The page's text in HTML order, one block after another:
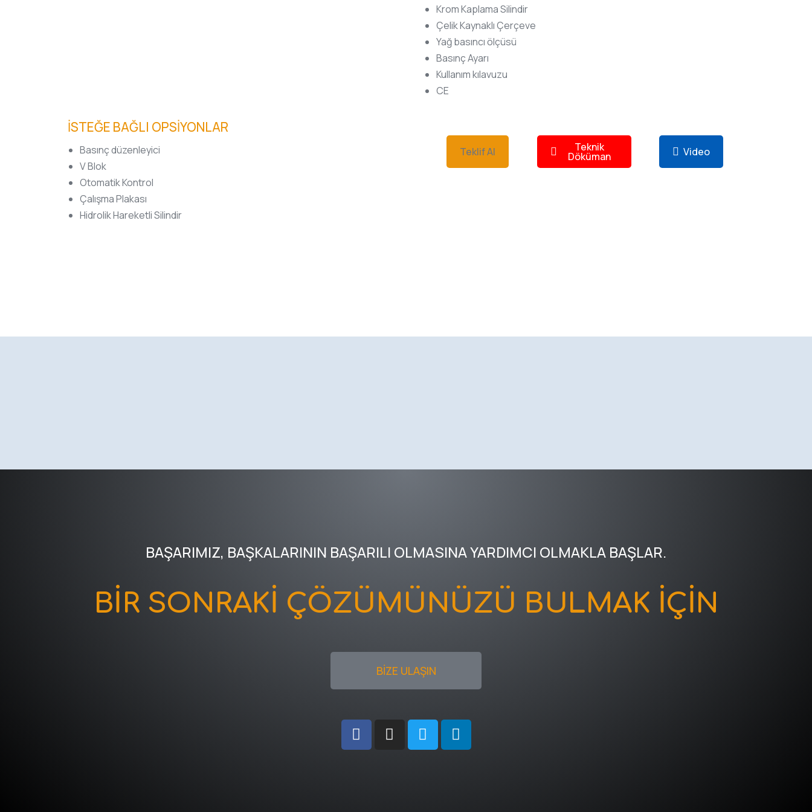
İSTEĞE BAĞLI OPSİYONLAR
Basınç düzenleyici
V Blok
Otomatik Kontrol
Çalışma Plakası
Hidrolik Hareketli Silindir
Krom Kaplama Silindir
Çelik Kaynaklı Çerçeve
Yağ basıncı ölçüsü
Basınç Ayarı
Kullanım kılavuzu
CE
Teklif Al Teknik
Döküman Video
BAŞARIMIZ, BAŞKALARININ BAŞARILI OLMASINA YARDIMCI OLMAKLA BAŞLAR.
BİR SONRAKİ ÇÖZÜMÜNÜZÜ BULMAK İÇİN
BİZE ULAŞIN